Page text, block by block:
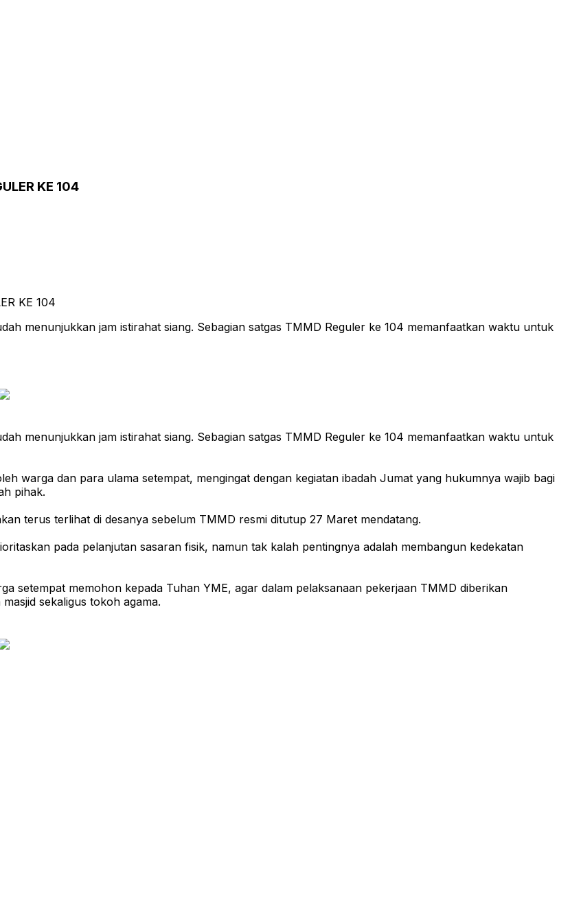
KE 104
menunjukkan jam istirahat siang. Sebagian satgas TMMD Reguler ke 104 memanfaatkan waktu untuk
menunjukkan jam istirahat siang. Sebagian satgas TMMD Reguler ke 104 memanfaatkan waktu untuk
warga dan para ulama setempat, mengingat dengan kegiatan ibadah Jumat yang hukumnya wajib bagi
pihak.
terus terlihat di desanya sebelum TMMD resmi ditutup 27 Maret mendatang.
pada pelanjutan sasaran fisik, namun tak kalah pentingnya adalah membangun kedekatan
setempat memohon kepada Tuhan YME, agar dalam pelaksanaan pekerjaan TMMD diberikan
sekaligus tokoh agama.